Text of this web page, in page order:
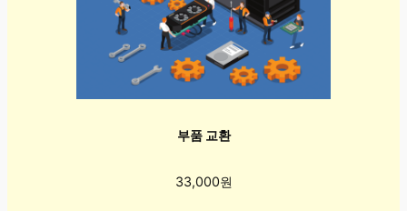
부품 교환
33,000원